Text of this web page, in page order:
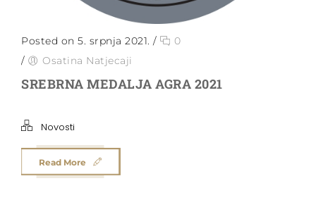
Posted on 5. srpnja 2021. /
0
/
Osatina Natjecaji
SREBRNA MEDALJA AGRA 2021
Novosti
Read More